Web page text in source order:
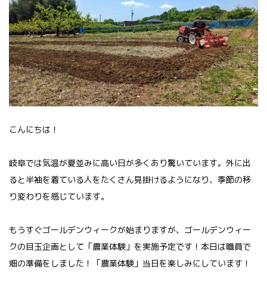
こんにちは！
岐阜では気温が夏並みに高い日が多くあり驚いています。外に出
ると半袖を着ている人をたくさん見掛けるようになり、季節の移
り変わりを感じています。
もうすぐゴールデンウィークが始まりますが、ゴールデンウィー
クの目玉企画として「農業体験」を実施予定です！本日は職員で
畑の準備をしました！「農業体験」当日を楽しみにしています！